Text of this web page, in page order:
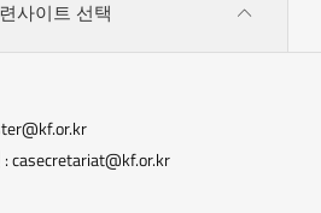
사이트 선택
: casecretariat@kf.or.kr